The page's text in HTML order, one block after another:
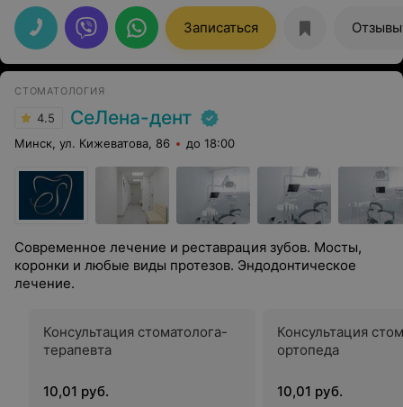
клиниках, Но именно «белевромед» оставил самые
лучшие впечатления! Отдельное спасибо врачу-
анестезиологу-Петкевичу Дмитрию Михайловичу,
который все очень понятно и терпеливо объясняет
тревожным родителям и врачу стоматологу-
отношение к маленьким пациентам и их зубкам!
Записаться Отзывы
СТОМАТОЛОГИЯ
4.5 СеЛена-дент
Минск, ул. Кижеватова, 86 до 18:00
Современное лечение и реставрация зубов. Мосты,
коронки и любые виды протезов. Эндодонтическое
лечение.
Консультация стоматолога-
терапевта
10,01 руб.
Консультация
ортопеда
10,01 руб.